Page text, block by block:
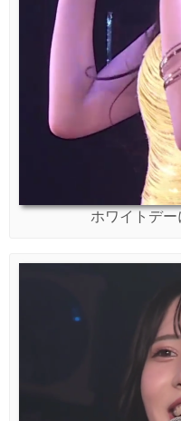
ホワイトデー